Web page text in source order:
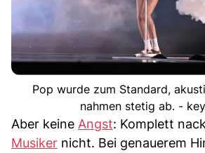
Pop wurde zum Standard,
nahmen stetig ab. -
Aber keine Angst: Komplett
Musiker nicht. Bei genauerem